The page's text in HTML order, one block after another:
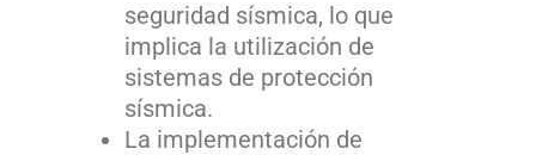
seguridad sísmica, lo que
implica la utilización de
sistemas de protección
sísmica.
La implementación de